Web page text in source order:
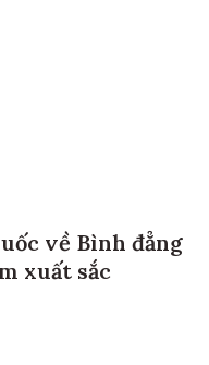
về Bình đẳng
xuất sắc